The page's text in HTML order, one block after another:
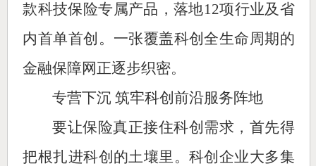
款科技保险专属产品，落地12项行业及省
内首单首创。一张覆盖科创全生命周期的
金融保障网正逐步织密。
专营下沉 筑牢科创前沿服务阵地
要让保险真正接住科创需求，首先得
把根扎进科创的土壤里。科创企业大多集